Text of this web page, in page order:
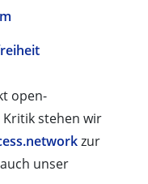
open-
stehen wir
zur
unser